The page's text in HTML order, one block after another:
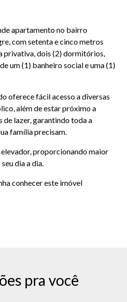
apartamento no bairro
com setenta e cinco metros
privativa, dois (2) dormitórios,
um (1) banheiro social e uma (1)
oferece fácil acesso a diversas
além de estar próximo a
de lazer, garantindo toda a
família precisam.
proporcionando maior
dia a dia.
conhecer este imóvel
pra você